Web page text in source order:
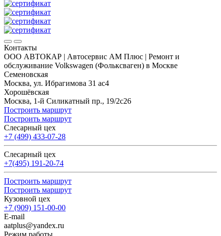
Контакты
ООО АВТОКАР | Автосервис АМ Плюс | Ремонт и
обслуживание Volkswagen (Фольксваген) в Москве
Семеновская
Москва, ул. Ибрагимова 31 ас4
Хорошёвская
Москва, 1-й Силикатный пр., 19/2с26
Построить маршрут
Построить маршрут
Слесарный цех
+7 (499) 433-07-28
Слесарный цех
+7(495) 191-20-74
Построить маршрут
Построить маршрут
Кузовной цех
+7 (909) 151-00-00
E-mail
aatplus@yandex.ru
Режим работы